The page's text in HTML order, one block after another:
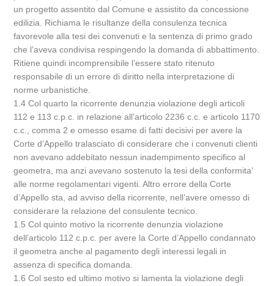
un progetto assentito dal Comune e assistito da concessione
edilizia. Richiama le risultanze della consulenza tecnica
favorevole alla tesi dei convenuti e la sentenza di primo grado
che l’aveva condivisa respingendo la domanda di abbattimento.
Ritiene quindi incomprensibile l’essere stato ritenuto
responsabile di un errore di diritto nella interpretazione di
norme urbanistiche.
1.4 Col quarto la ricorrente denunzia violazione degli articoli
112 e 113 c.p.c. in relazione all’articolo 2236 c.c. e articolo 1170
c.c., comma 2 e omesso esame di fatti decisivi per avere la
Corte d’Appello tralasciato di considerare che i convenuti clienti
non avevano addebitato nessun inadempimento specifico al
geometra, ma anzi avevano sostenuto la tesi della conformita’
alle norme regolamentari vigenti. Altro errore della Corte
d’Appello sta, ad avviso della ricorrente, nell’avere omesso di
considerare la relazione del consulente tecnico.
1.5 Col quinto motivo la ricorrente denunzia violazione
dell’articolo 112 c.p.c. per avere la Corte d’Appello condannato
il geometra anche al pagamento degli interessi legali in
assenza di specifica domanda.
1.6 Col sesto ed ultimo motivo si lamenta la violazione degli